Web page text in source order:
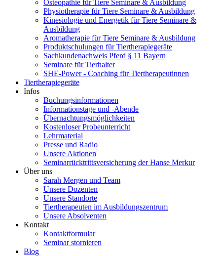
Osteopathie für Tiere Seminare & Ausbildung
Physiotherapie für Tiere Seminare & Ausbildung
Kinesiologie und Energetik für Tiere Seminare &
Ausbildung
Aromatherapie für Tiere Seminare & Ausbildung
Produktschulungen für Tiertherapiegeräte
Sachkundenachweis Pferd § 11 Bayern
Seminare für Tierhalter
SHE-Power - Coaching für Tiertherapeutinnen
Tiertherapiegeräte
Infos
Buchungsinformationen
Informationstage und -Abende
Übernachtungsmöglichkeiten
Kostenloser Probeunterricht
Lehrmaterial
Presse und Radio
Unsere Aktionen
Seminarrücktrittsversicherung der Hanse Merkur
Über uns
Sarah Mergen und Team
Unsere Dozenten
Unsere Standorte
Tiertherapeuten im Ausbildungszentrum
Unsere Absolventen
Kontakt
Kontaktformular
Seminar stornieren
Blog